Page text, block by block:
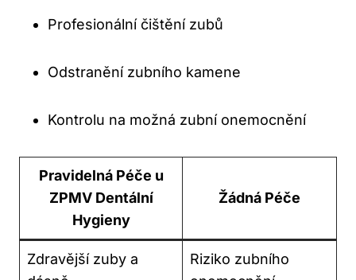
Profesionální čištění zubů
Odstranění zubního kamene
Kontrolu na možná zubní onemocnění
Pravidelná Péče u
ZPMV Dentální
Hygieny
Žádná Péče
Zdravější zuby a
Riziko zubního